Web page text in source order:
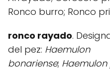
Ronco burro; Ronco
ronco rayado.
del pez: Haemulon
bonariense; Haemulon